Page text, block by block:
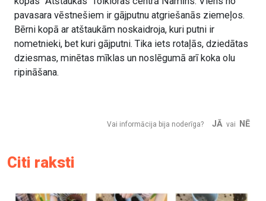
pavasara vēstnešiem ir gājputnu atgriešanās ziemeļos.
Bērni kopā ar atštaukām noskaidroja, kuri putni ir
nometnieki, bet kuri gājputni. Tika iets rotaļās, dziedātas
dziesmas, minētas mīklas un noslēgumā arī koka olu
ripināšana.
Vai informācija bija noderīga? JĀ vai NĒ
Citi raksti